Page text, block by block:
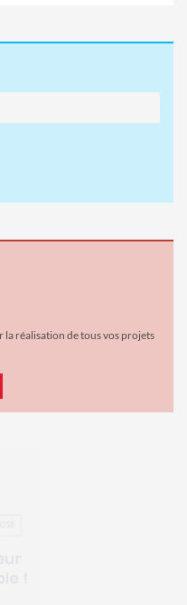
la réalisation de tous vos projets